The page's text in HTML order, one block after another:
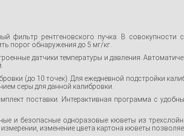
фильтр рентгеновского пучка. В
порог обнаружения до 5 мг/кг.
датчики температуры и давления.
(до 10 точек). Для ежедневной подстройки
серы для данной калибровки.
поставки. Интерактивная программа с
и безопасные одноразовые кюветы из
изменение цвета картона кюветы